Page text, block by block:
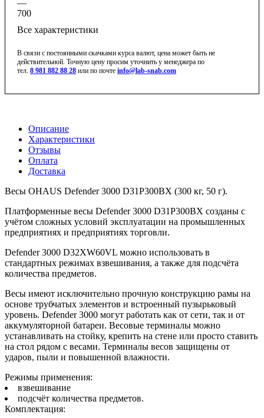
—
700
Все характеристики
В связи с постоянными скачками курса валют, цена может быть не
действительной. Точную цену просим уточнить у менеджера по
тел. 8 981 882 88 28 или по почте info@lab-snab.com
Описание
Характеристики
Отзывы
Оплата
Доставка
Весы OHAUS Defender 3000 D31P300BX (300 кг, 50 г).
Платформенные весы Defender 3000 D31P300BX созданы с
учётом сложных условий эксплуатации на промышленных
предприятиях и предприятиях торговли.
Defender 3000 D32XW60VL можно использовать в
стандартных режимах взвешивания, а также для подсчёта
количества предметов.
Весы имеют исключительно прочную конструкцию рамы на
основе трубчатых элементов и встроенный пузырьковый
уровень. Defender 3000 могут работать как от сети, так и от
аккумуляторной батареи. Весовые терминалы можно
устанавливать на стойку, крепить на стене или просто ставить
на стол рядом с весами. Терминалы весов защищены от
ударов, пыли и повышенной влажности.
Режимы применения:
взвешивание
подсчёт количества предметов.
Комплектация: